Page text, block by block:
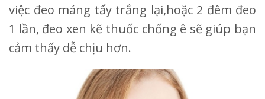
việc đeo máng tẩy trắng lại,hoặc 2 đêm đeo
1 lần, đeo xen kẽ thuốc chống ê sẽ giúp bạn
cảm thấy dễ chịu hơn.